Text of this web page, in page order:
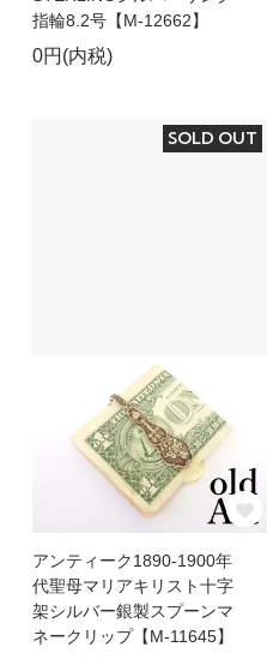
指輪8.2号【M-12662】
0円(内税)
SOLD OUT
アンティーク1890-1900年
代聖母マリアキリスト十字
架シルバー銀製スプーンマ
ネークリップ【M-11645】